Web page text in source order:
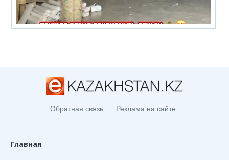
Обратная связь Реклама на сайте
Главная